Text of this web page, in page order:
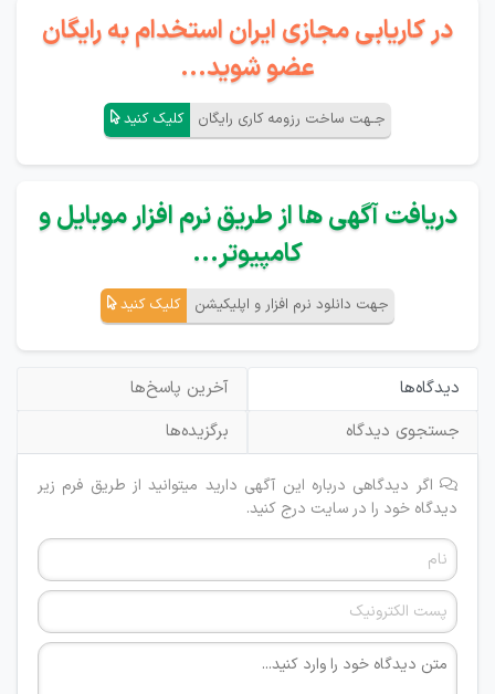
در کاریابی مجازی ایران استخدام به رایگان
عضو شوید...
جـهت ساخت رزومه کاری رایگان کلیک کنید
دریافت آگهی ها از طریق نرم افزار موبایل و
کامپیوتر...
جهت دانلود نرم افزار و اپلیکیشن کلیک کنید
دیدگاه‌ها
آخرین پاسخ‌ها
جستجوی دیدگاه
برگزیده‌ها
اگر دیدگاهی درباره این آگهی دارید میتوانید از طریق فرم زیر
دیدگاه خود را در سایت درج کنید.